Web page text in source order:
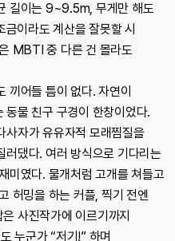
길이는 9~9.5m, 무게만 해도
이라도 계산을 잘못할 시
MBTI 중 다른 건 몰라도
끼어들 틈이 없다. 자연이
동물 친구 구경이 한창이었다.
사자가 유유자적 모래찜질을
댔다. 여러 방식으로 기다리는
미였다. 물개처럼 고개를 쳐들고
허밍을 하는 커플, 찍기 전엔
사진작가에 이르기까지
누군가 “저기!” 하며